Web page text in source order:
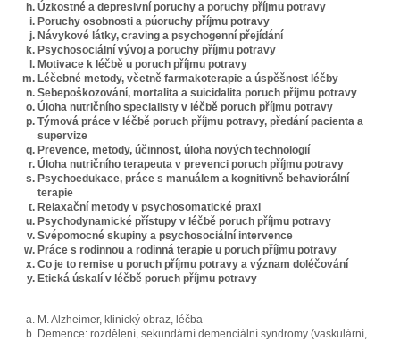
Úzkostné a depresivní poruchy a poruchy příjmu potravy
Poruchy osobnosti a púoruchy příjmu potravy
Návykové látky, craving a psychogenní přejídání
Psychosociální vývoj a poruchy příjmu potravy
Motivace k léčbě u poruch příjmu potravy
Léčebné metody, včetně farmakoterapie a úspěšnost léčby
Sebepoškozování, mortalita a suicidalita poruch příjmu potravy
Úloha nutričního specialisty v léčbě poruch příjmu potravy
Týmová práce v léčbě poruch příjmu potravy, předání pacienta a
supervize
Prevence, metody, účinnost, úloha nových technologií
Úloha nutričního terapeuta v prevenci poruch příjmu potravy
Psychoedukace, práce s manuálem a kognitivně behaviorální
terapie
Relaxační metody v psychosomatické praxi
Psychodynamické přístupy v léčbě poruch příjmu potravy
Svépomocné skupiny a psychosociální intervence
Práce s rodinnou a rodinná terapie u poruch příjmu potravy
Co je to remise u poruch příjmu potravy a význam doléčování
Etická úskalí v léčbě poruch příjmu potravy
M. Alzheimer, klinický obraz, léčba
Demence: rozdělení, sekundární demenciální syndromy (vaskulární,